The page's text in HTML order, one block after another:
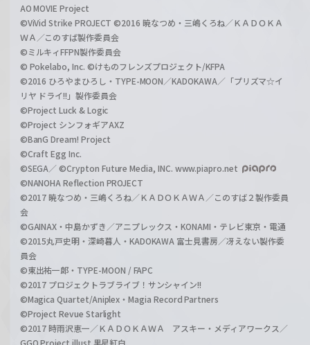
AO MOVIE Project
©ViVid Strike PROJECT ©2016 暁なつめ・三嶋くろね／ＫＡＤＯＫＡ
ＷＡ／このすば製作委員会
©ミルキィFFPN製作委員会
© Pokelabo, Inc. ©けものフレンズプロジェクト/KFPA
©2016 ひろやまひろし・TYPE-MOON／KADOKAWA／「プリズマ☆イ
リヤ ドライ!!」製作委員会
©Project Luck & Logic
©Project シンフォギアAXZ
©BanG Dream! Project
©Craft Egg Inc.
©SEGA／ ©Crypton Future Media, INC. www.piapro.net
©NANOHA Reflection PROJECT
©2017 暁なつめ・三嶋くろね／ＫＡＤＯＫＡＷＡ／このすば２製作委員
会
©GAINAX・中島かずき／アニプレックス・KONAMI・テレビ東京・電通
©2015丸戸史明・深崎暮人・KADOKAWA 富士見書房／冴えない製作委
員会
©東出祐一郎・TYPE-MOON / FAPC
©2017 プロジェクトラブライブ！サンシャイン!!
©Magica Quartet/Aniplex・Magia Record Partners
©Project Revue Starlight
©2017 時雨沢恵一／ＫＡＤＯＫＡＷＡ アスキー・メディアワークス／
GGO Project illust.黒星紅白